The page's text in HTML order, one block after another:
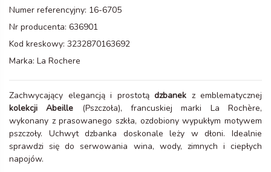
Numer referencyjny: 16-6705
Nr producenta: 636901
Kod kreskowy: 3232870163692
Marka: La Rochere
Zachwycający elegancją i prostotą dzbanek z emblematycznej
kolekcji Abeille (Pszczoła), francuskiej marki La Rochère,
wykonany z prasowanego szkła, ozdobiony wypukłym motywem
pszczoły. Uchwyt dzbanka doskonale leży w dłoni. Idealnie
sprawdzi się do serwowania wina, wody, zimnych i ciepłych
napojów.